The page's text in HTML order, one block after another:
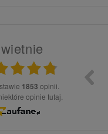
1853 opinii.
opinie tutaj.
póki co wszystko